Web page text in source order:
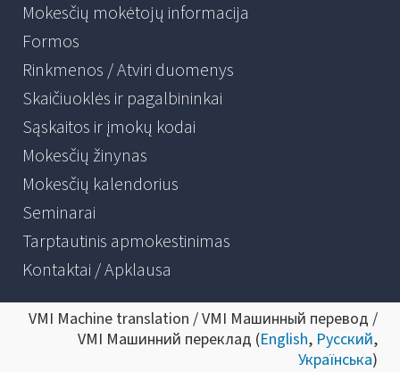
Mokesčių mokėtojų informacija
Formos
Rinkmenos / Atviri duomenys
Skaičiuoklės ir pagalbininkai
Sąskaitos ir įmokų kodai
Mokesčių žinynas
Mokesčių kalendorius
Seminarai
Tarptautinis apmokestinimas
Kontaktai / Apklausa
VMI Machine translation / VMI Машинный перевод /
VMI Машинний переклад (English, Русский,
Українська)